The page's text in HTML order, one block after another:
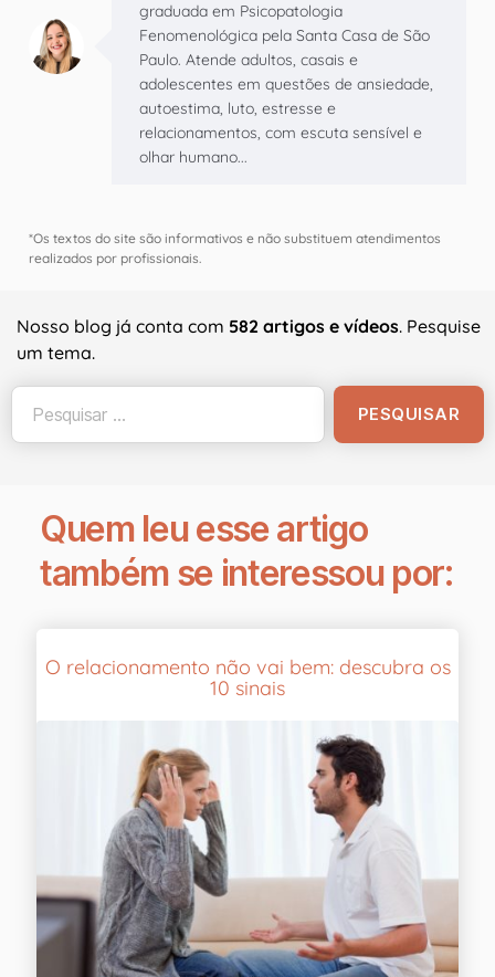
graduada em Psicopatologia
Fenomenológica pela Santa Casa de São
Paulo. Atende adultos, casais e
adolescentes em questões de ansiedade,
autoestima, luto, estresse e
relacionamentos, com escuta sensível e
olhar humano...
*Os textos do site são informativos e não substituem atendimentos
realizados por profissionais.
Nosso blog já conta com 582 artigos e vídeos. Pesquise
um tema.
Quem leu esse artigo
também se interessou por:
O relacionamento não vai bem: descubra os
10 sinais